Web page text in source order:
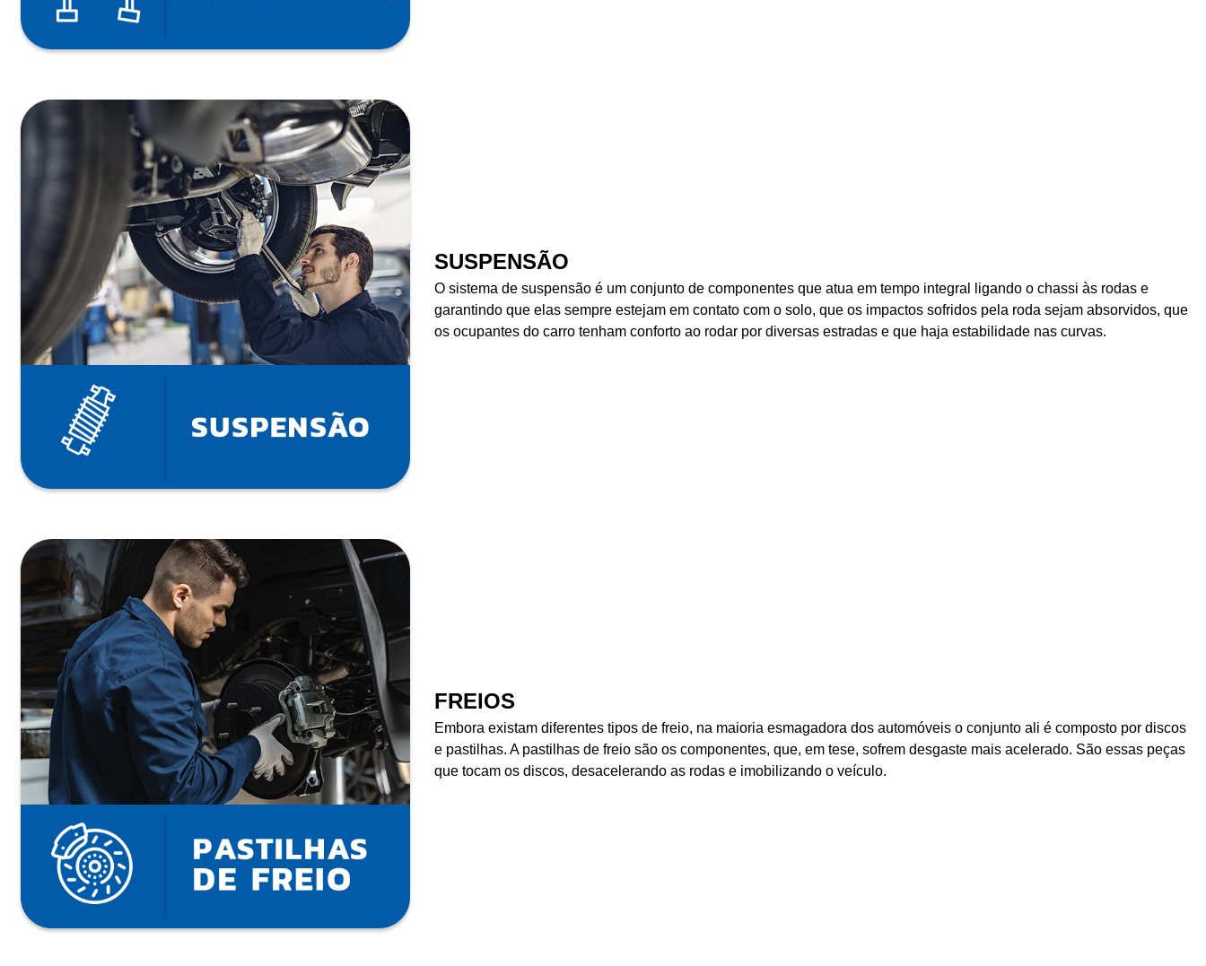
SUSPENSÃO
O sistema de suspensão é um conjunto de componentes que atua em tempo integral ligando o chassi às rodas e
garantindo que elas sempre estejam em contato com o solo, que os impactos sofridos pela roda sejam absorvidos, que
os ocupantes do carro tenham conforto ao rodar por diversas estradas e que haja estabilidade nas curvas.
FREIOS
Embora existam diferentes tipos de freio, na maioria esmagadora dos automóveis o conjunto ali é composto por discos
e pastilhas. A pastilhas de freio são os componentes, que, em tese, sofrem desgaste mais acelerado. São essas peças
que tocam os discos, desacelerando as rodas e imobilizando o veículo.